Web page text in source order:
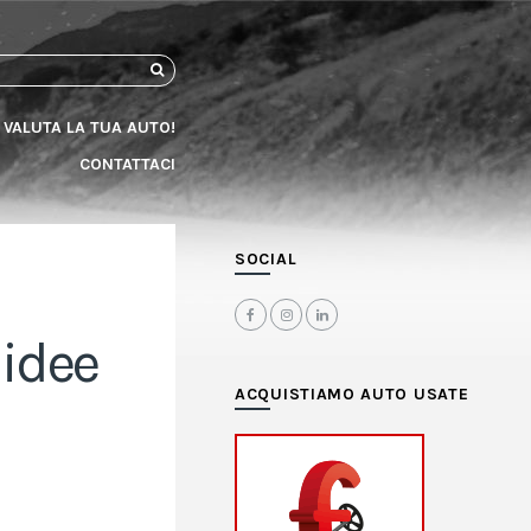
CERCA
VALUTA LA TUA AUTO!
CONTATTACI
SOCIAL
ACQUISTIAMO AUTO USATE